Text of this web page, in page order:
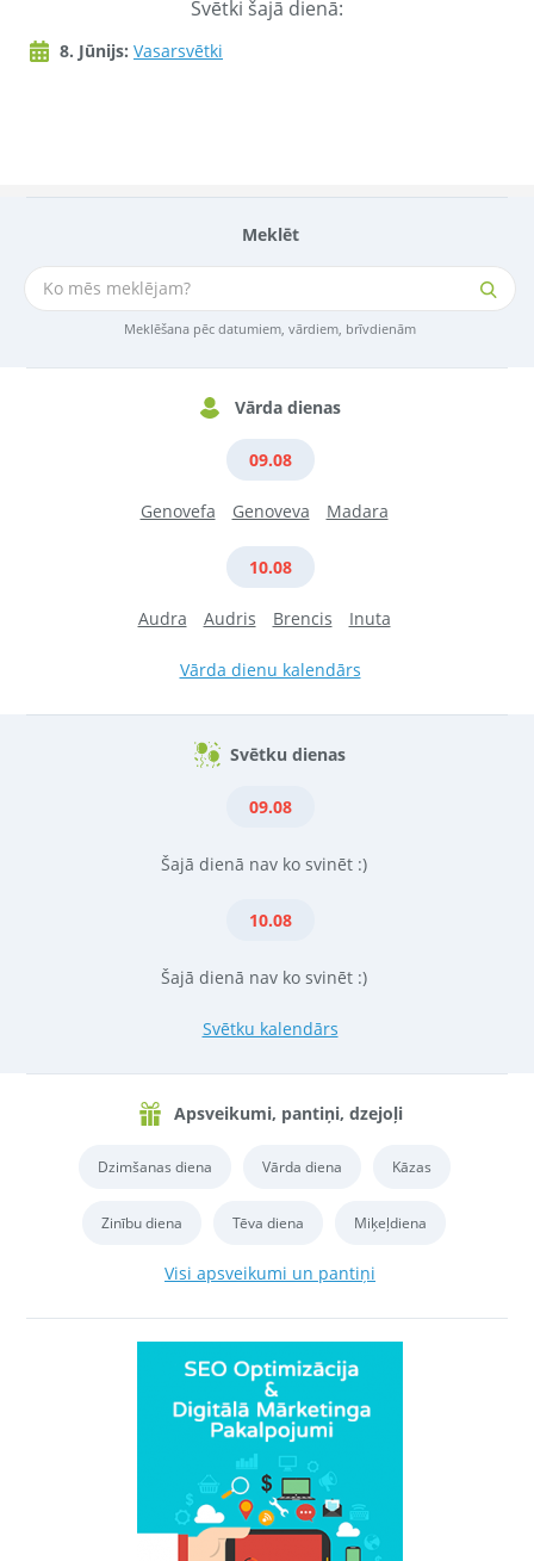
Meklēt
Meklēšana pēc datumiem, vārdiem, brīvdienām
Vārda dienas
09.08
Genovefa Genoveva Madara
10.08
Audra Audris Brencis Inuta
Vārda dienu kalendārs
Svētku dienas
09.08
Šajā dienā nav ko svinēt :)
10.08
Šajā dienā nav ko svinēt :)
Svētku kalendārs
Apsveikumi, pantiņi, dzejoļi
Dzimšanas diena Vārda diena Kāzas
Zinību diena Tēva diena Miķeļdiena
Visi apsveikumi un pantiņi
Svētki šajā dienā:
8. Jūnijs: Vasarsvētki